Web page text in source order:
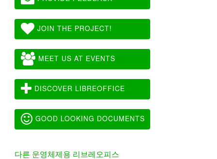
JOIN THE PROJECT!
MEET US AT EVENTS
DISCOVER LIBREOFFICE
GOOD LOOKING DOCUMENTS
다른 운영체제용 리브레오피스